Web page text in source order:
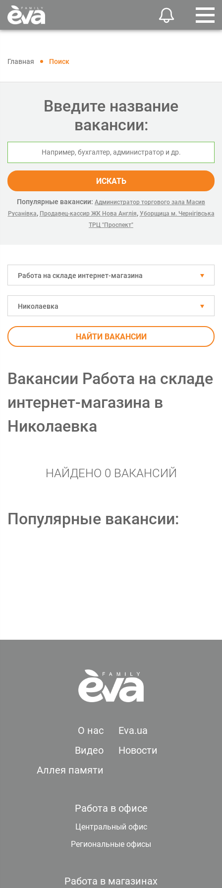
Главная Поиск
Введите название
вакансии:
ИСКАТЬ
Популярные вакансии: Администратор торгового зала Масив
Русанівка, Продавец-кассир ЖК Нова Англія, Уборщица м. Чернігівська
ТРЦ "Проспект"
Работа на складе интернет-магазина
Николаевка
НАЙТИ ВАКАНСИИ
Вакансии Работа на складе
интернет-магазина в
Николаевка
НАЙДЕНО 0 ВАКАНСИЙ
Популярные вакансии:
О нас
Eva.ua
Видео
Новости
Аллея памяти
Работа в офисе
Центральный офис
Региональные офисы
Работа в магазинах